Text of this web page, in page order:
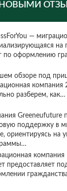
—
на
по оформлению
обзоре под
компания
разберем, как…
Greeneufuture
поддержку в
ориентируясь на
компания
предоставляет